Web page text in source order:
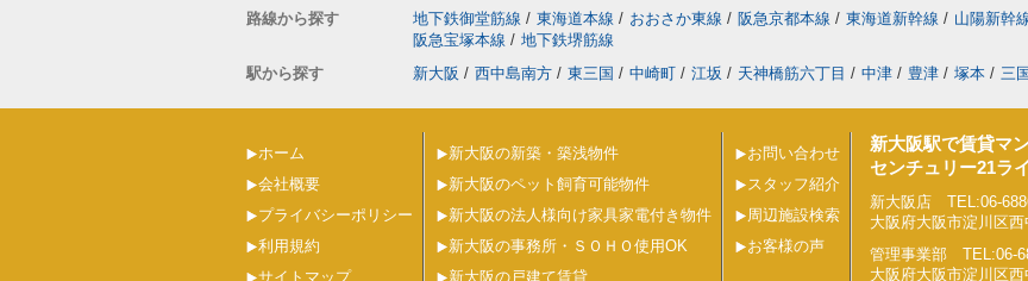
路線から探す
地下鉄御堂筋線 / 東海道本線 / おおさか東線 / 阪急京都本線 / 東海道新幹線 / 山陽新幹
阪急宝塚本線 / 地下鉄堺筋線
駅から探す
新大阪 / 西中島南方 / 東三国 / 中崎町 / 江坂 / 天神橋筋六丁目 / 中津 / 豊津 / 塚本 / 三国
ホーム
会社概要
プライバシーポリシー
利用規約
サイトマップ
新大阪の新築・築浅物件
新大阪のペット飼育可能物件
新大阪の法人様向け家具家電付き物件
新大阪の事務所・ＳＯＨＯ使用OK
新大阪の戸建て賃貸
お問い合わせ
スタッフ紹介
周辺施設検索
お客様の声
新大阪駅で賃貸マ
センチュリー21ラ
新大阪店 TEL:06-
大阪府大阪市淀川区
管理事業部 TEL:06-
大阪府大阪市淀川区